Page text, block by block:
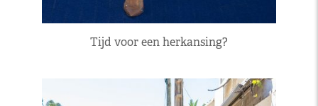
Tijd voor een herkansing?